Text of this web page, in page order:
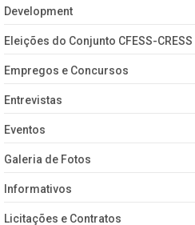
Development
Eleições do Conjunto CFESS-CRESS
Empregos e Concursos
Entrevistas
Eventos
Galeria de Fotos
Informativos
Licitações e Contratos